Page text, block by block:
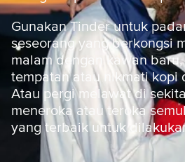
d
e
r
Gunakan Tinder untuk
seseorang yang berkongsi
malam dengan kawan
tempatan atau nikmati kopi
Atau pergi melawat di
meneroka atau teroka
yang terbaik untuk